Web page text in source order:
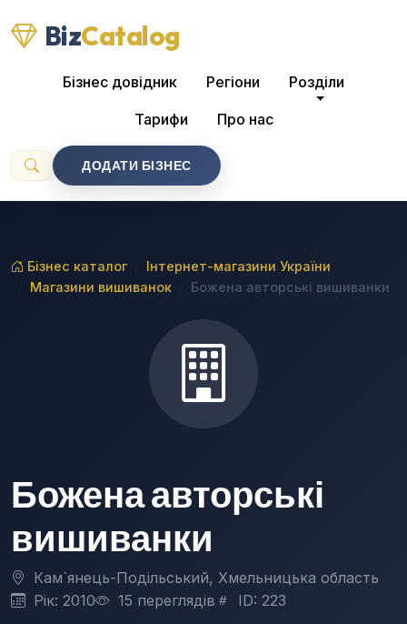
BizCatalog
Бізнес довідник Регіони Розділи
Тарифи Про нас
ДОДАТИ БІЗНЕС
Бізнес каталог
Інтернет-магазини України
Магазини вишиванок
Божена авторські вишиванки
Божена авторські
вишиванки
Кам`янець-Подільський, Хмельницька область
Рік: 2010
15 переглядів ID: 223